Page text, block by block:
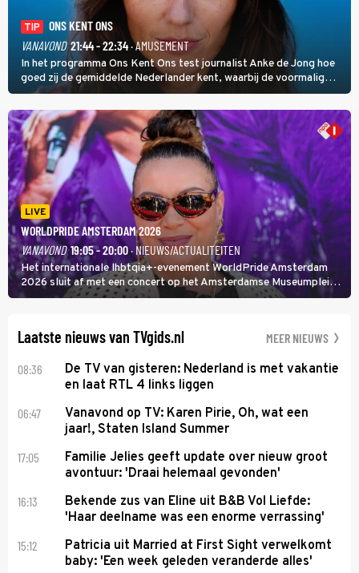
TIP
ONS KENT ONS
VANAVOND 21:44 - 22:34· AMUSEMENT
In het programma Ons Kent Ons test journalist Anke de Jong hoe
goed zij de gemiddelde Nederlander kent, waarbij de voormalig
hoofdredacteur van modebladen Glamour en Elle het samen met
rapper Keizer opneemt tegen Edson da Graça en Marc-Marie
Huijbregts.
LIVE
WORLDPRIDE AMSTERDAM 2026
VANAVOND 19:05 - 20:00· NIEUWS/ACTUALITEITEN
Het internationale lhbtqia+-evenement WorldPride Amsterdam
2026 sluit af met een concert op het Amsterdamse Museumplein.
Anita Doth is een van de optredende artiesten. In de jaren 90
Laatste nieuws van TVgids.nl MEER NIEUWS
08:36
De TV van gisteren: Nederland is met vakantie
en laat RTL 4 links liggen
06:47
Vanavond op TV: Karen Pirie, Oh, wat een
jaar!, Staten Island Summer
17:05
Familie Jelies geeft update over nieuw groot
avontuur: 'Draai helemaal gevonden'
16:13
Bekende zus van Eline uit B&B Vol Liefde:
'Haar deelname was een enorme verrassing'
15:12
Patricia uit Married at First Sight verwelkomt
baby: 'Een week geleden veranderde alles'